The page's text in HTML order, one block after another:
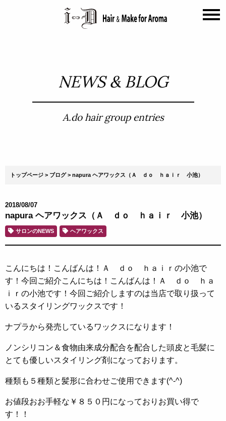
NEWS & BLOG
A.do hair group entries
トップページ ブログ napura ヘアワックス（Ａ ｄｏ ｈａｉｒ 小池）
2018/08/07
napura ヘアワックス（Ａ ｄｏ ｈａｉｒ 小池）
サロンのNEWS ヘアワックス
こんにちは！こんばんは！Ａ ｄｏ ｈａｉｒの小池で
す！今回ご紹介こんにちは！こんばんは！Ａ ｄｏ ｈａ
ｉｒの小池です！今回ご紹介しますのは当店で取り扱って
いるスタイリングワックスです！
ナプラから発売しているワックスになります！
ノンシリコン＆食物由来成分配合を配合した頭皮と毛髪に
とても優しいスタイリング剤になっております。
種類も５種類と髪形に合わせご使用できます(^-^)
お値段おお手軽な￥８５０円になっておりお買い得で
す！！